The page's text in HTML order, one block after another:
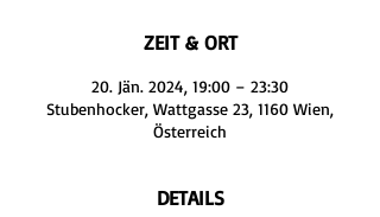
ZEIT & ORT
20. Jän. 2024, 19:00 – 23:30
Stubenhocker, Wattgasse 23, 1160 Wien,
Österreich
DETAILS